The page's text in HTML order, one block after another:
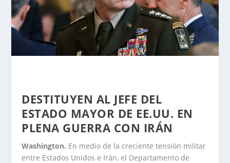
DESTITUYEN AL JEFE DEL
ESTADO MAYOR DE EE.UU. EN
PLENA GUERRA CON IRÁN
Washington. En medio de la creciente tensión militar
entre Estados Unidos e Irán, el Departamento de